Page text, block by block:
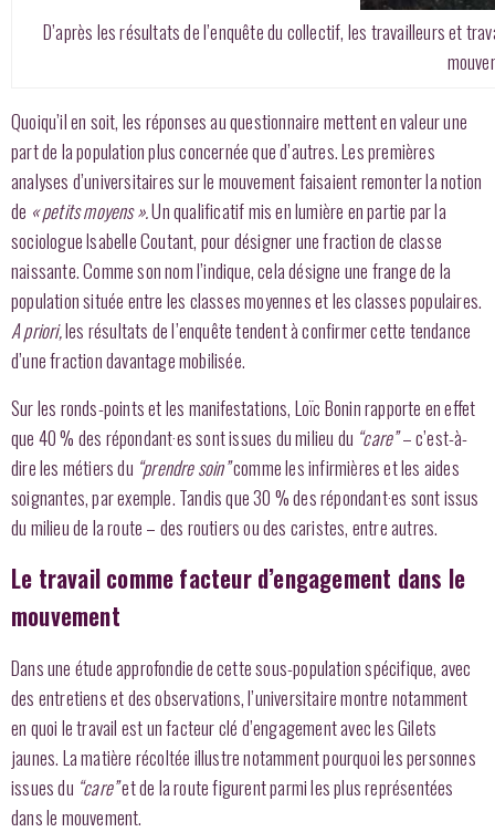
D’après les résultats de l’enquête du collectif, les travailleurs et
Quoiqu’il en soit, les réponses au questionnaire mettent en valeur une
part de la population plus concernée que d’autres. Les premières
analyses d’universitaires sur le mouvement faisaient remonter la notion
de « petits moyens ».Un qualificatif mis en lumière en partie par la
sociologue Isabelle Coutant, pour désigner une fraction de classe
naissante. Comme son nom l’indique, cela désigne une frange de la
population située entre les classes moyennes et les classes populaires.
A priori,les résultats de l’enquête tendent à confirmer cette tendance
d’une fraction davantage mobilisée.
Sur les ronds-points et les manifestations, Loïc Bonin rapporte en effet
que 40 % des répondant·es sont issues du milieu du “care”– c’est-à-
dire les métiers du “prendre soin”comme les infirmières et les aides
soignantes, par exemple. Tandis que 30 % des répondant·es sont issus
du milieu de la route – des routiers ou des caristes, entre autres.
Le travail comme facteur d’engagement dans le
mouvement
Dans une étude approfondie de cette sous-population spécifique, avec
des entretiens et des observations, l’universitaire montre notamment
en quoi le travail est un facteur clé d’engagement avec les Gilets
jaunes. La matière récoltée illustre notamment pourquoi les personnes
issues du “care”et de la route figurent parmi les plus représentées
dans le mouvement.